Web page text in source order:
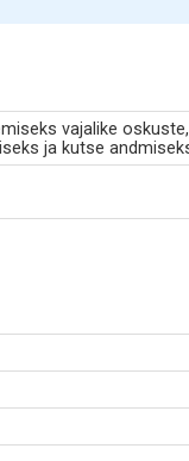
vajalike
ja kutse